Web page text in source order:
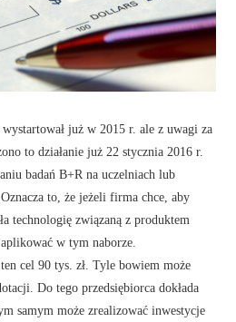
już w 2015 r. ale z uwagi za
to działanie już 22 stycznia 2016 r.
badań B+R na uczelniach lub
to, że jeżeli firma chce, aby
technologię związaną z produktem
w tym naborze.
cel 90 tys. zł. Tyle bowiem może
Do tego przedsiębiorca dokłada
samym może zrealizować inwestycje